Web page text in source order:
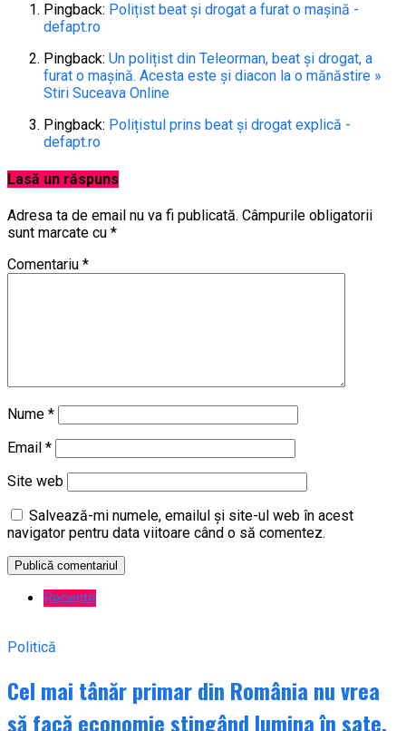
Pingback: Polițist beat și drogat a furat o mașină -
defapt.ro
Pingback: Un polițist din Teleorman, beat și drogat, a
furat o mașină. Acesta este și diacon la o mănăstire »
Stiri Suceava Online
Pingback: Polițistul prins beat și drogat explică -
defapt.ro
Lasă un răspuns
Adresa ta de email nu va fi publicată. Câmpurile obligatorii
sunt marcate cu *
Comentariu *
Nume *
Email *
Site web
Salvează-mi numele, emailul și site-ul web în acest
navigator pentru data viitoare când o să comentez.
Recente
Politică
Cel mai tânăr primar din România nu vrea
să facă economie stingând lumina în sate.